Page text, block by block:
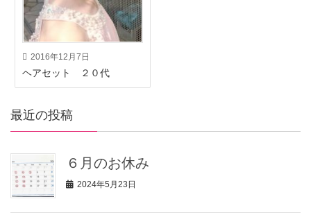
2016年12月7日
ヘアセット ２０代
最近の投稿
６月のお休み
2024年5月23日